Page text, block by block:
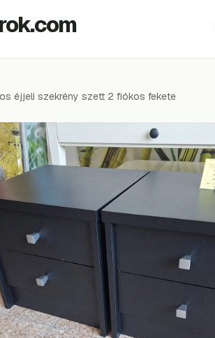
éjjeli szekrény szett 2 fiókos fekete